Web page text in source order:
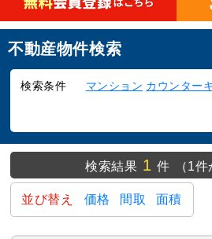
不動産物件検索
検索条件 マンション カウンター
検索結果 1 件 （1
並び替え 価格 間取 面積